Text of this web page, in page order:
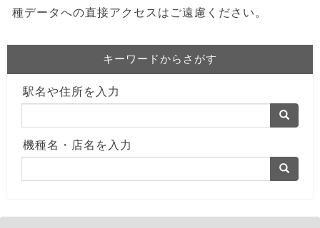
種データへの直接アクセスはご遠慮ください。
キーワードからさがす
駅名や住所を入力
機種名・店名を入力